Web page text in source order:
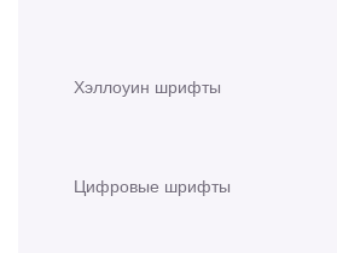
Хэллоуин шрифты
Цифровые шрифты